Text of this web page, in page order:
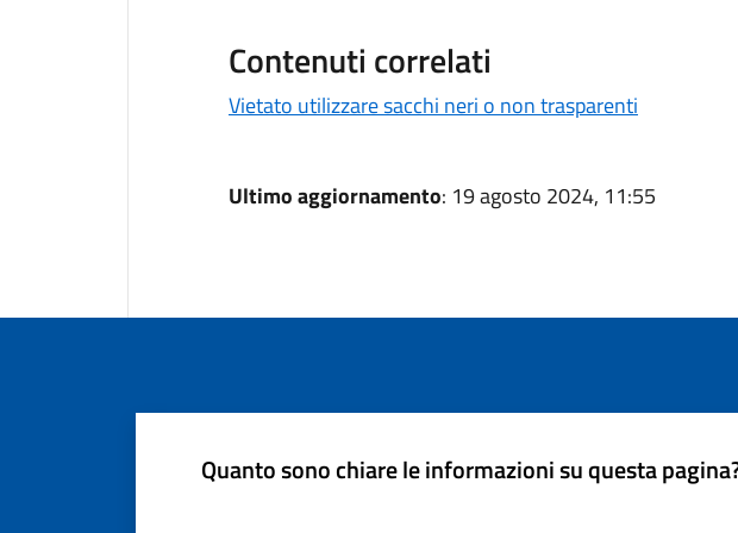
Contenuti correlati
Vietato utilizzare sacchi neri o non trasparenti
Ultimo aggiornamento: 19 agosto 2024, 11:55
Quanto sono chiare le informazioni su questa